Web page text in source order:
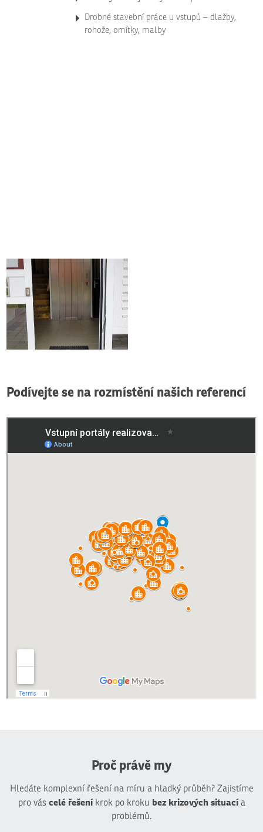
Drobné stavební práce u vstupů – dlažby,
rohože, omítky, malby
Podívejte se na rozmístění našich referencí
Proč právě my
Hledáte komplexní řešení na míru a hladký průběh? Zajistíme
pro vás celé řešeníkrok po kroku bez krizových situacía
problémů.